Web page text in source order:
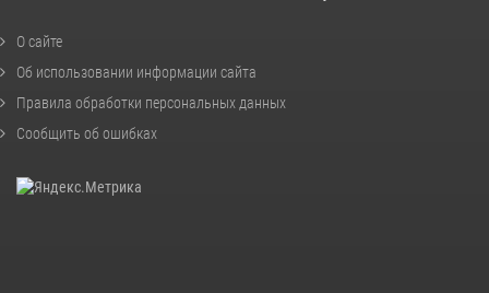
О сайте
Об использовании информации сайта
Правила обработки персональных данных
Сообщить об ошибках